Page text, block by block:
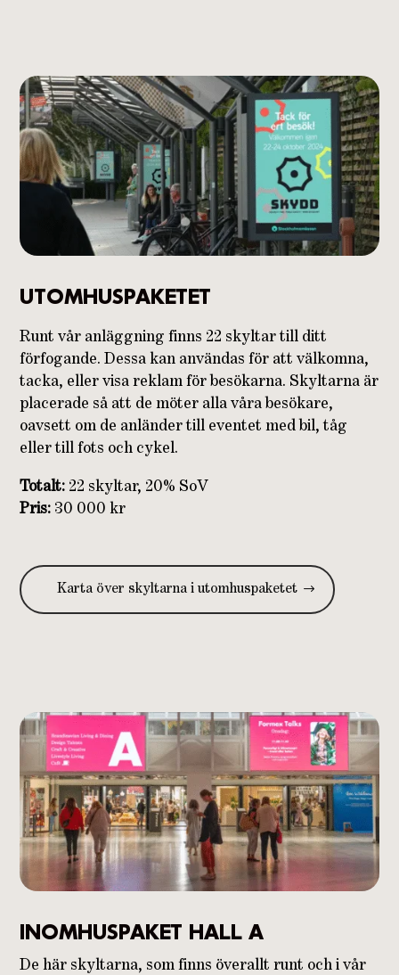
UTOMHUSPAKETET
Runt vår anläggning finns 22 skyltar till ditt
förfogande. Dessa kan användas för att välkomna,
tacka, eller visa reklam för besökarna. Skyltarna är
placerade så att de möter alla våra besökare,
oavsett om de anländer till eventet med bil, tåg
eller till fots och cykel.
Totalt: 22 skyltar, 20% SoV
Pris: 30 000 kr
Karta över skyltarna i utomhuspaketet
INOMHUSPAKET HALL A
De här skyltarna, som finns överallt runt och i vår